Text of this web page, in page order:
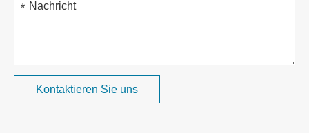
Kontaktieren Sie uns